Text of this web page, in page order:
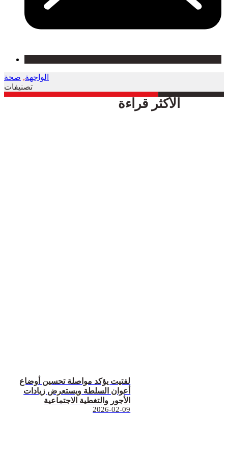
الأكثر قراءة
لفتيت يؤكد مواصلة تحسين أوضاع
أعوان السلطة ويستعرض زيادات
الأجور والتغطية الاجتماعية
2026-02-09
الواجهة, صحة
تصنيفات